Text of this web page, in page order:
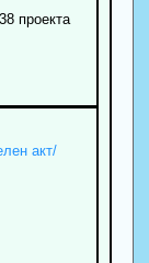
проекта
акт/